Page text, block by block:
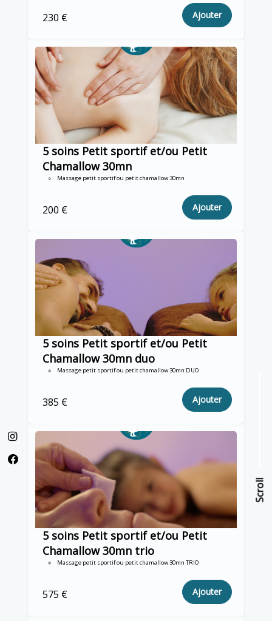
Scroll
230 € Ajouter
5 soins Petit sportif et/ou Petit
Chamallow 30mn
Massage petit sportif ou petit chamallow 30mn
200 € Ajouter
5 soins Petit sportif et/ou Petit
Chamallow 30mn duo
Massage petit sportif ou petit chamallow 30mn DUO
385 € Ajouter
5 soins Petit sportif et/ou Petit
Chamallow 30mn trio
Massage petit sportif ou petit chamallow 30mn TRIO
575 € Ajouter
Scroll